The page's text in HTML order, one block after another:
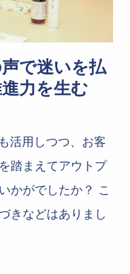
で迷いを払
力を生む
活用しつつ、お客
踏まえてアウトプ
かがでしたか？ こ
きなどはありまし